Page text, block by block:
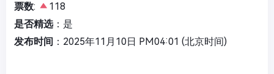
票数:
118
是否精选：是
发布时间 ：2025年11月10日 PM04:01 (北京时间)